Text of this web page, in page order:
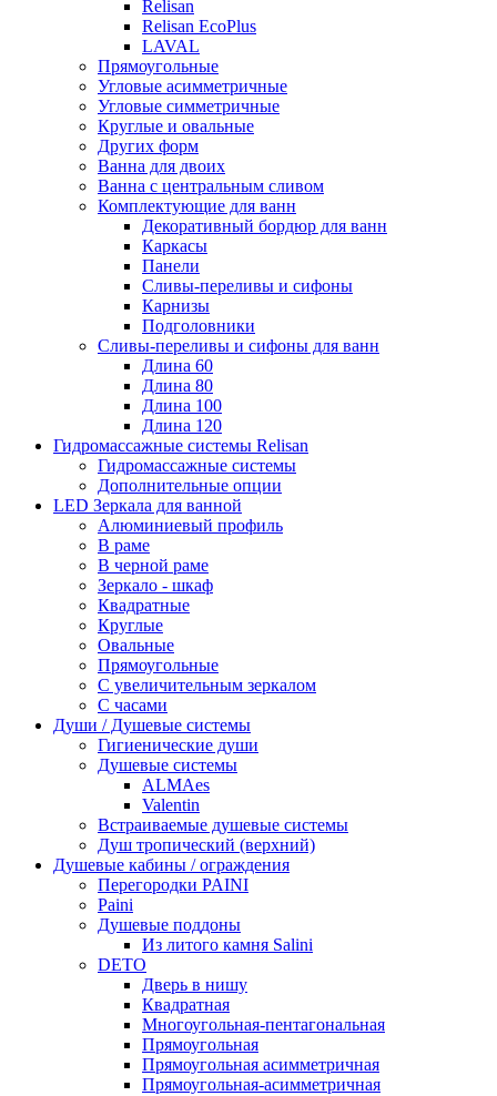
Relisan
Relisan EcoPlus
LAVAL
Прямоугольные
Угловые асимметричные
Угловые симметричные
Круглые и овальные
Других форм
Ванна для двоих
Ванна с центральным сливом
Комплектующие для ванн
Декоративный бордюр для ванн
Каркасы
Панели
Сливы-переливы и сифоны
Карнизы
Подголовники
Сливы-переливы и сифоны для ванн
Длина 60
Длина 80
Длина 100
Длина 120
Гидромассажные системы Relisan
Гидромассажные системы
Дополнительные опции
LED Зеркала для ванной
Алюминиевый профиль
В раме
В черной раме
Зеркало - шкаф
Квадратные
Круглые
Овальные
Прямоугольные
С увеличительным зеркалом
С часами
Души / Душевые системы
Гигиенические души
Душевые системы
ALMAes
Valentin
Встраиваемые душевые системы
Душ тропический (верхний)
Душевые кабины / ограждения
Перегородки PAINI
Paini
Душевые поддоны
Из литого камня Salini
DETO
Дверь в нишу
Квадратная
Многоугольная-пентагональная
Прямоугольная
Прямоугольная асимметричная
Прямоугольная-асимметричная